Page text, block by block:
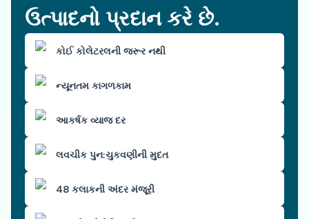
ઉત્પાદનો પ્રદાન કરે છે.
કોઈ કોલેટરલની જરૂર નથી
ન્યૂનતમ કાગળકામ
આકર્ષક વ્યાજ દર
લવચીક પુન:ચુકવણીની મુદત
48 કલાકની અંદર મંજૂરી